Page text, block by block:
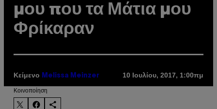
μου που τα Μάτια μου
Φρίκαραν
Κείμενο Melissa Meinzer 10 Ιουλίου, 2017, 1:00πμ
Kοινοποίηση